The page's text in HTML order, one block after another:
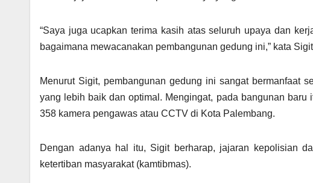
“Saya juga ucapkan terima kasih atas seluruh upaya dan
bagaimana mewacanakan pembangunan gedung ini,” kata
Menurut Sigit, pembangunan gedung ini sangat bermanfaat
yang lebih baik dan optimal. Mengingat, pada bangunan
358 kamera pengawas atau CCTV di Kota Palembang.
Dengan adanya hal itu, Sigit berharap, jajaran kepolisian
ketertiban masyarakat (kamtibmas).